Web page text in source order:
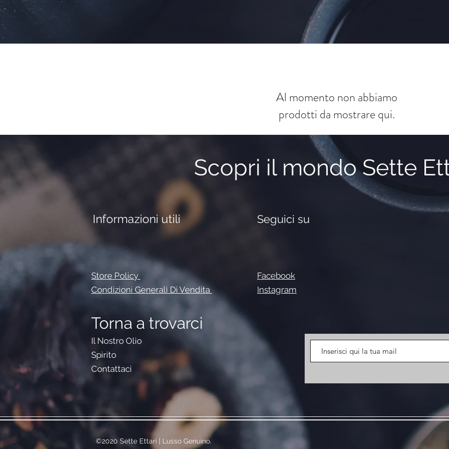
Al momento non abbiamo
prodotti da mostrare qui.
Scopri il mondo Sette
Informazioni utili Seguici su
Store Policy
Condizioni Generali Di Vendita
Facebook
Instagram
Torna a trovarci
Il Nostro Olio
Spirito
Contattaci
©2020 Sette Ettari | Lusso Genuino.